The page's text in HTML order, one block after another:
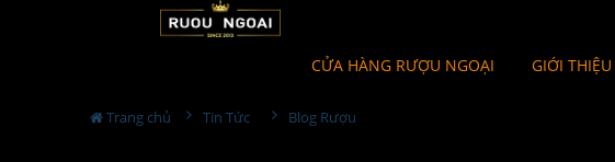
CỬA HÀNG RƯỢU NGOẠI GIỚI THIỆU
Trang chủ Tin Tức Blog Rượu